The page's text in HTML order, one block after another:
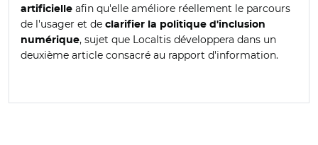
artificielle afin qu'elle améliore réellement le parcours
de l'usager et de clarifier la politique d'inclusion
numérique, sujet que Localtis développera dans un
deuxième article consacré au rapport d'information.